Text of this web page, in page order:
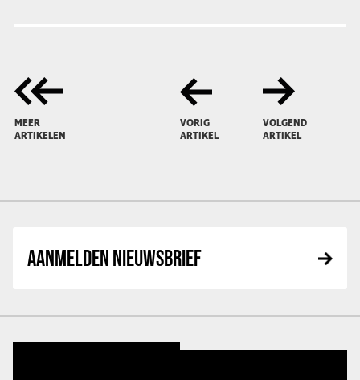
MEER
ARTIKELEN
VORIG
ARTIKEL
VOLGEND
ARTIKEL
AANMELDEN NIEUWSBRIEF